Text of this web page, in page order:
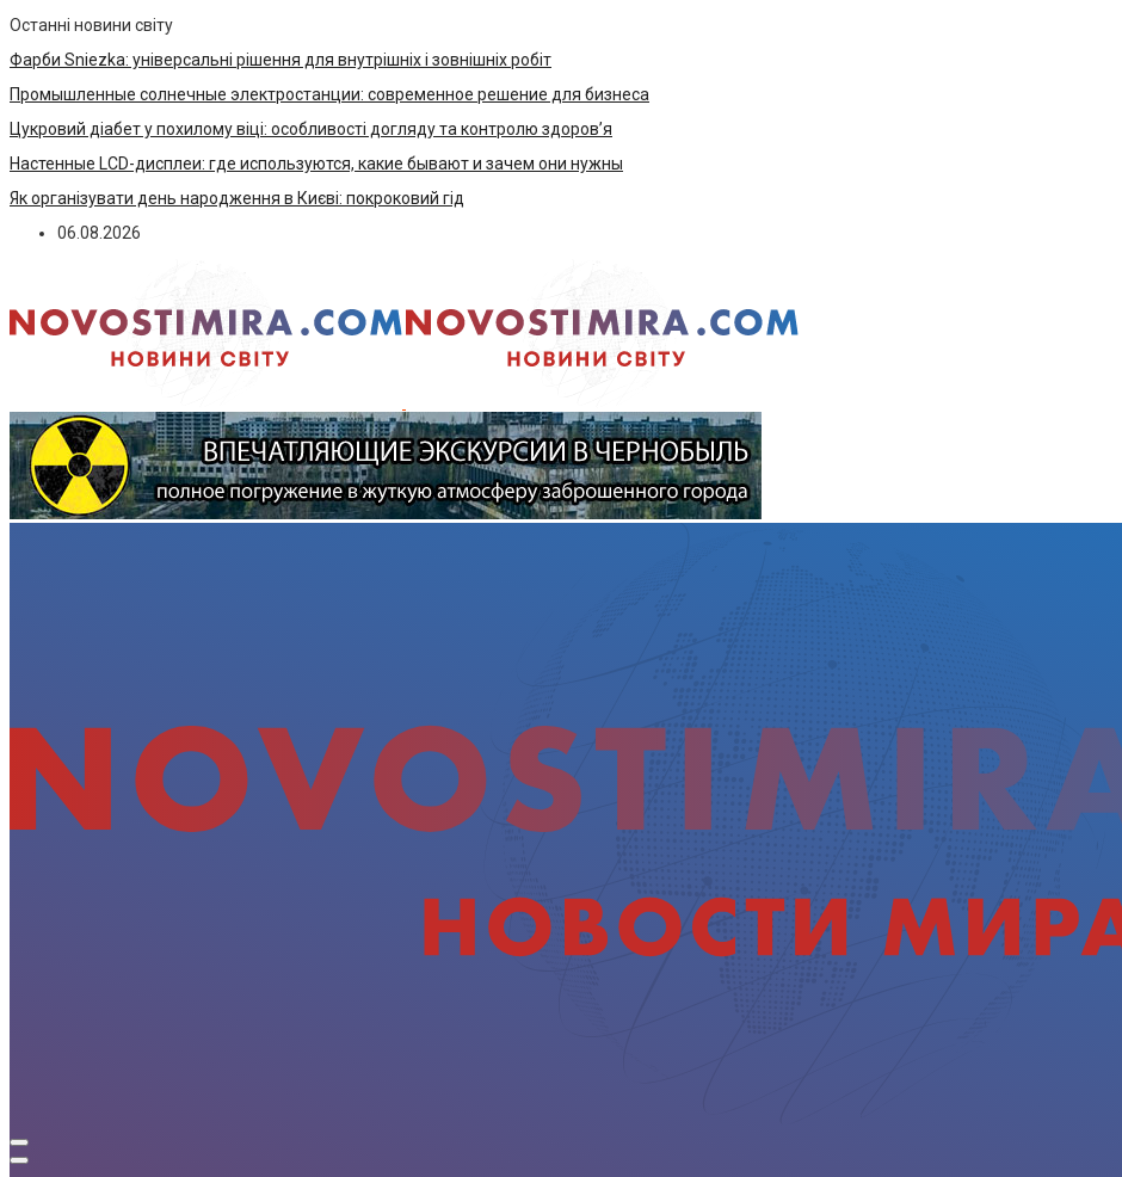
Останні новини світу
Фарби Sniezka: універсальні рішення для внутрішніх і зовнішніх робіт
Промышленные солнечные электростанции: современное решение для бизнеса
Цукровий діабет у похилому віці: особливості догляду та контролю здоров’я
Настенные LCD-дисплеи: где используются, какие бывают и зачем они нужны
Як організувати день народження в Києві: покроковий гід
06.08.2026